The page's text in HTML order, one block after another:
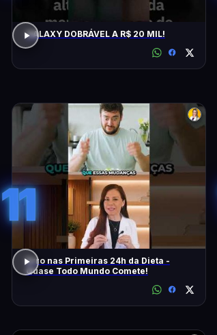
GALAXY DOBRÁVEL A R$ 20 MIL!
11
Erro nas Primeiras 24h da Dieta -
Quase Todo Mundo Comete!